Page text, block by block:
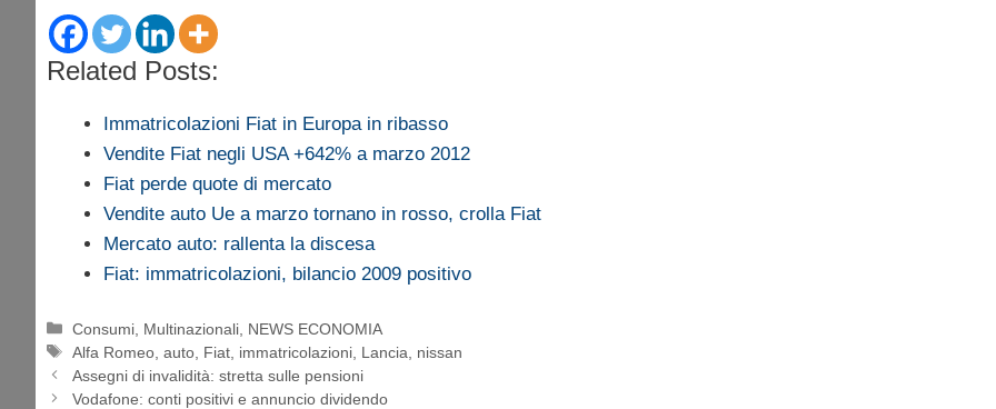
Related Posts:
Immatricolazioni Fiat in Europa in ribasso
Vendite Fiat negli USA +642% a marzo 2012
Fiat perde quote di mercato
Vendite auto Ue a marzo tornano in rosso, crolla Fiat
Mercato auto: rallenta la discesa
Fiat: immatricolazioni, bilancio 2009 positivo
Categorie
Consumi Multinazionali NEWS ECONOMIA
Tag
Alfa Romeo ,auto Fiat immatricolazioni Lancia
nissan
Assegni di invalidità: stretta sulle pensioni
Vodafone: conti positivi e annuncio dividendo